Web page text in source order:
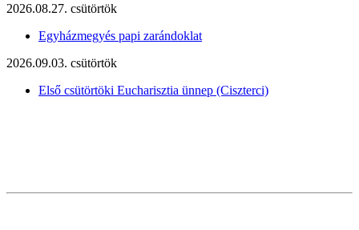
2026.08.27. csütörtök
Egyházmegyés papi zarándoklat
2026.09.03. csütörtök
Első csütörtöki Eucharisztia ünnep (Ciszterci)